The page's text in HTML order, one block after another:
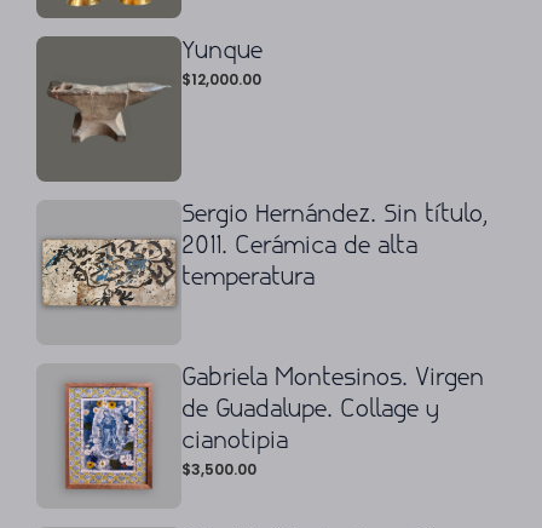
Yunque
$12,000.00
Sergio Hernández. Sin título,
2011. Cerámica de alta
temperatura
Gabriela Montesinos. Virgen
de Guadalupe. Collage y
cianotipia
$3,500.00